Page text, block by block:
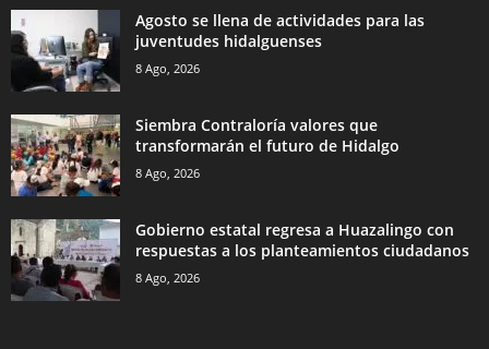
Agosto se llena de actividades para las
juventudes hidalguenses
8 Ago, 2026
Siembra Contraloría valores que
transformarán el futuro de Hidalgo
8 Ago, 2026
Gobierno estatal regresa a Huazalingo con
respuestas a los planteamientos ciudadanos
8 Ago, 2026